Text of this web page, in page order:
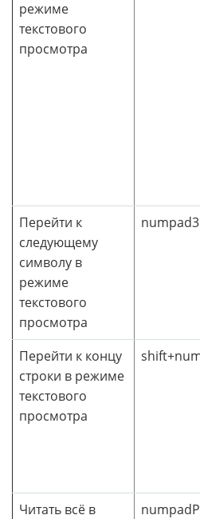
режиме
текстового
просмотра
Перейти к
следующему
символу в
режиме
текстового
просмотра
numpad3
Перейти к концу
строки в режиме
текстового
просмотра
Читать всё в